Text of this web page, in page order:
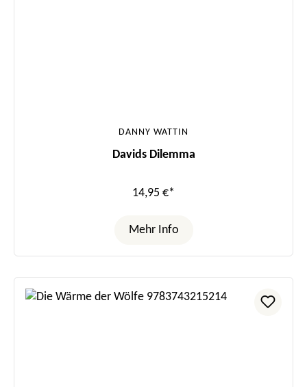
DANNY WATTIN
Davids Dilemma
14,95 €*
Mehr Info